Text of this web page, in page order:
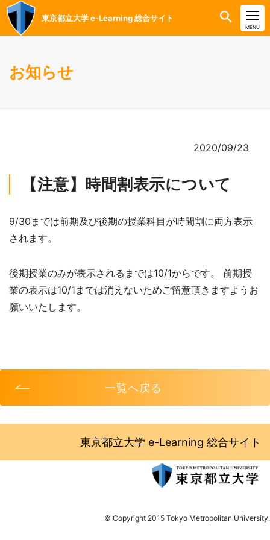
CLOSE
MENU
お知らせ
2020/09/23
【注意】時間割表示について
9/30までは前期及び後期の授業科目が時間割に両方表示
されます。
後期授業のみが表示されるまでは10/1からです。 前期授
業の表示は10/1までは消えないためご留意頂きますようお
願いいたします。
一覧へ戻る
東京都立大学 e-Learning 総合サイト
© Copyright 2015 Tokyo Metropolitan University.
東京都立大学 e-Learning 総合サイト